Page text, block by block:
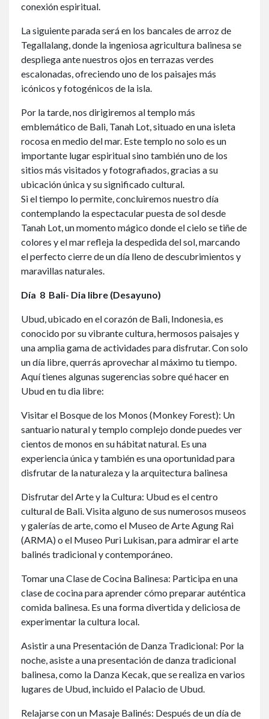
conexión espiritual.
La siguiente parada será en los bancales de arroz de
Tegallalang, donde la ingeniosa agricultura balinesa se
despliega ante nuestros ojos en terrazas verdes
escalonadas, ofreciendo uno de los paisajes más
icónicos y fotogénicos de la isla.
Por la tarde, nos dirigiremos al templo más
emblemático de Bali, Tanah Lot, situado en una isleta
rocosa en medio del mar. Este templo no solo es un
importante lugar espiritual sino también uno de los
sitios más visitados y fotografiados, gracias a su
ubicación única y su significado cultural.
Si el tiempo lo permite, concluiremos nuestro día
contemplando la espectacular puesta de sol desde
Tanah Lot, un momento mágico donde el cielo se tiñe de
colores y el mar refleja la despedida del sol, marcando
el perfecto cierre de un día lleno de descubrimientos y
maravillas naturales.
Día 8 Bali- Dia libre (Desayuno)
Ubud, ubicado en el corazón de Bali, Indonesia, es
conocido por su vibrante cultura, hermosos paisajes y
una amplia gama de actividades para disfrutar. Con solo
un día libre, querrás aprovechar al máximo tu tiempo.
Aquí tienes algunas sugerencias sobre qué hacer en
Ubud en tu dia libre:
Visitar el Bosque de los Monos (Monkey Forest): Un
santuario natural y templo complejo donde puedes ver
cientos de monos en su hábitat natural. Es una
experiencia única y también es una oportunidad para
disfrutar de la naturaleza y la arquitectura balinesa
Disfrutar del Arte y la Cultura: Ubud es el centro
cultural de Bali. Visita alguno de sus numerosos museos
y galerías de arte, como el Museo de Arte Agung Rai
(ARMA) o el Museo Puri Lukisan, para admirar el arte
balinés tradicional y contemporáneo.
Tomar una Clase de Cocina Balinesa: Participa en una
clase de cocina para aprender cómo preparar auténtica
comida balinesa. Es una forma divertida y deliciosa de
experimentar la cultura local.
Asistir a una Presentación de Danza Tradicional: Por la
noche, asiste a una presentación de danza tradicional
balinesa, como la Danza Kecak, que se realiza en varios
lugares de Ubud, incluido el Palacio de Ubud.
Relajarse con un Masaje Balinés: Después de un día de